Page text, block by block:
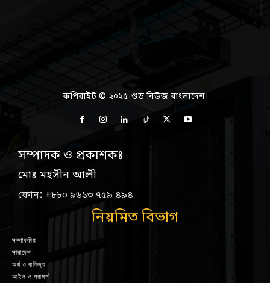
কপিরাইট © ২০২৫-গুড নিউজ বাংলাদেশ।
সম্পাদক ও প্রকাশকঃ
মোঃ মহসীন আলী
ফোনঃ +৮৮০ ৯৬১৩ ৭৫৯ ৪৯৪
নিয়মিত বিভাগ
সম্পাদকীয়
সারাদেশ
অর্থ ও বানিজ্য
আইন ও পরামর্শ